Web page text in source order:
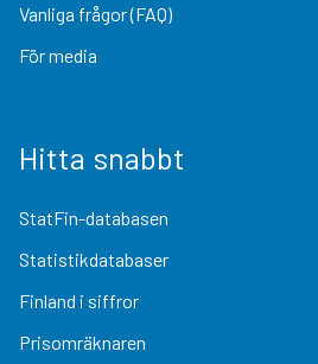
Vanliga frågor (FAQ)
För media
Hitta snabbt
StatFin-databasen
Statistikdatabaser
Finland i siffror
Prisomräknaren